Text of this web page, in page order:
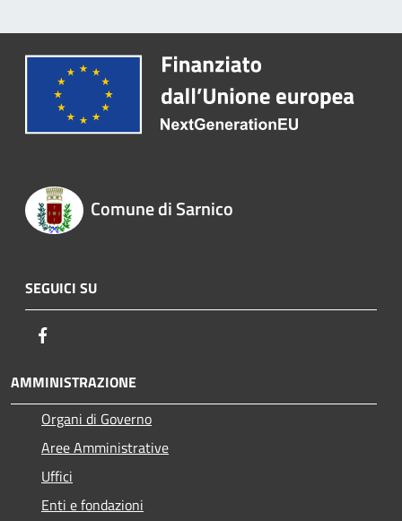
Comune di Sarnico
SEGUICI SU
AMMINISTRAZIONE
Organi di Governo
Aree Amministrative
Uffici
Enti e fondazioni